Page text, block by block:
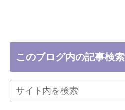
このブログ内の記事検索